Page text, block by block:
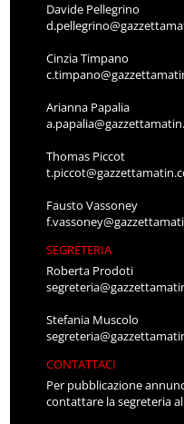
Davide Pellegrino
Cinzia Timpano
Arianna Papalia
Thomas Piccot
Fausto Vassoney
SEGRETERIA
Roberta Prodoti
Stefania Muscolo
CONTATTACI
Per pubblicazione
contattare la segreteria